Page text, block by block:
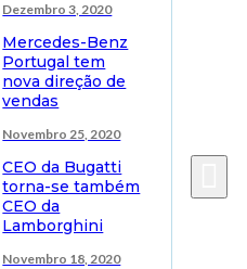
Dezembro 3, 2020
Mercedes-Benz
Portugal tem
nova direção de
vendas
Novembro 25, 2020
CEO da Bugatti
torna-se também
CEO da
Lamborghini
Novembro 18, 2020